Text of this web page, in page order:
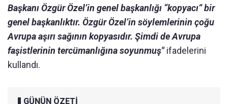
Başkanı Özgür Özel’in genel başkanlığı “kopyacı” bir
genel başkanlıktır. Özgür Özel’in söylemlerinin çoğu
Avrupa aşırı sağının kopyasıdır. Şimdi de Avrupa
faşistlerinin tercümanlığına soyunmuş"ifadelerini
kullandı.
GÜNÜN ÖZETİ